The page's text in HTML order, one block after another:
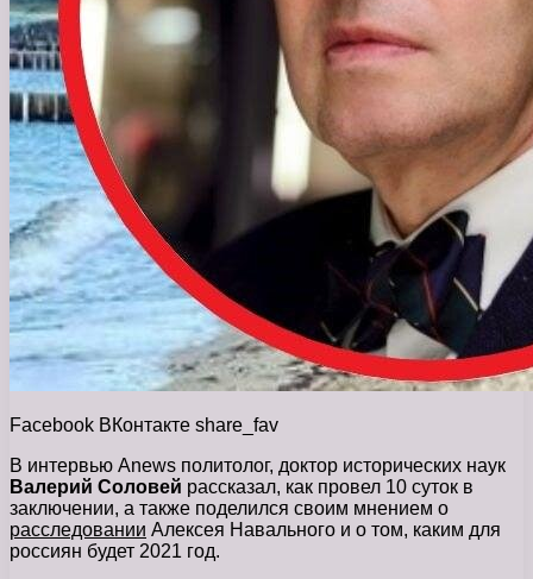
Facebook ВКонтакте share_fav
В интервью Anews политолог, доктор исторических наук
Валерий Соловей рассказал, как провел 10 суток в
заключении, а также поделился своим мнением о
расследовании Алексея Навального и о том, каким для
россиян будет 2021 год.